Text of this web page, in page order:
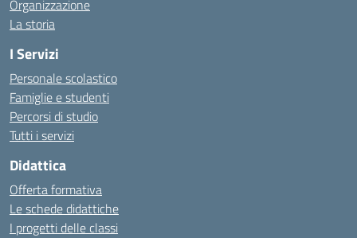
Organizzazione
La storia
I Servizi
Personale scolastico
Famiglie e studenti
Percorsi di studio
Tutti i servizi
Didattica
Offerta formativa
Le schede didattiche
I progetti delle classi